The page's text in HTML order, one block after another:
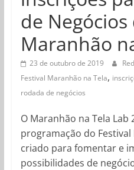
de Negócios
Maranhão
23 de outubro de 2019
Festival Maranhão na Tela,
rodada de negócios
O Maranhão na Tela Lab
programação do
criado para fomentar e
possibilidades de